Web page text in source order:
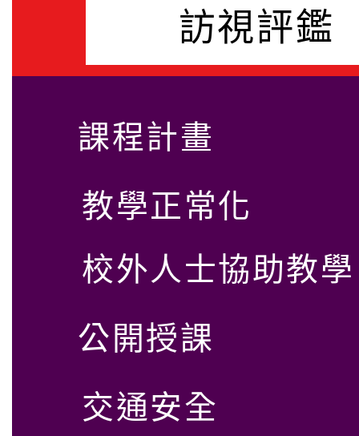
訪視評鑑
課程計畫
教學正常化
校外人士協助教學
公開授課
交通安全